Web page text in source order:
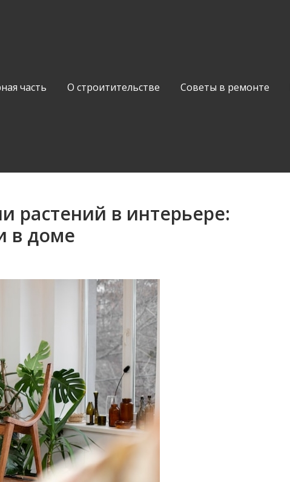
часть О строитительстве Советы в ремонте
растений в интерьере:
в доме